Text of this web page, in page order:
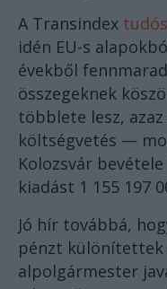
A Transindex
idén EU-s
évekből
összegeknek
többlete lesz, azaz
költségvetés —
Kolozsvár
kiadást 1 155 197
Jó hír továbbá,
pénzt különítettek
alpolgármester